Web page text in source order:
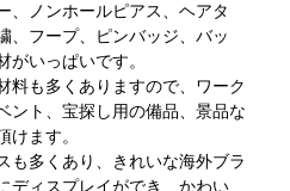
、ノンホールピアス、ヘアタ
、フープ、ピンバッジ、バッ
がいっぱいです。
料も多くありますので、ワーク
ント、宝探し用の備品、景品な
けます。
も多くあり、きれいな海外ブラ
ディスプレイができ、かわい